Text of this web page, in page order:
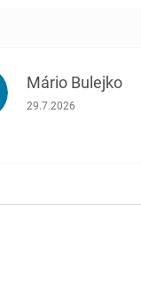
Mário Bulejko
Hodnotenie
29.7.2026